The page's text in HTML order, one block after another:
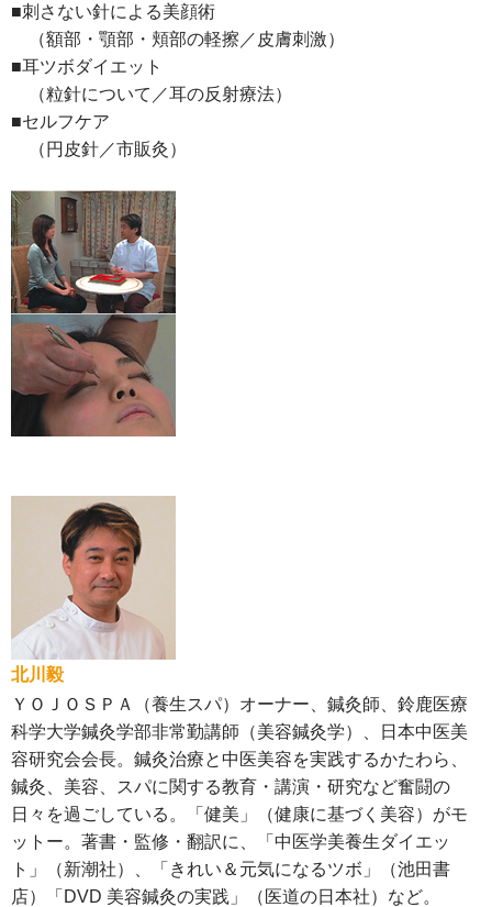
■刺さない針による美顔術
（額部・顎部・頬部の軽擦／皮膚刺激）
■耳ツボダイエット
（粒針について／耳の反射療法）
■セルフケア
（円皮針／市販灸）
北川毅
ＹＯＪＯＳＰＡ（養生スパ）オーナー、鍼灸師、鈴鹿医療
科学大学鍼灸学部非常勤講師（美容鍼灸学）、日本中医美
容研究会会長。鍼灸治療と中医美容を実践するかたわら、
鍼灸、美容、スパに関する教育・講演・研究など奮闘の
日々を過ごしている。「健美」（健康に基づく美容）がモ
ットー。著書・監修・翻訳に、「中医学美養生ダイエッ
ト」（新潮社）、「きれい＆元気になるツボ」（池田書
店）「DVD 美容鍼灸の実践」（医道の日本社）など。